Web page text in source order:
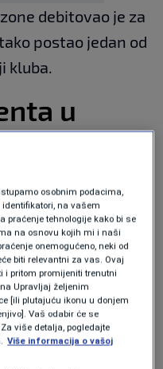
debitovao je za
postao jedan od
kluba.
u
skrenuo pažnju
30 nastupa u svim
potencijal
nezapaženo među
mediji navode
trenutno
osobnim podacima,
na vašem
praćenje tehnologije kako bi se
na osnovu kojih mi i naši
onemogućeno, neki od
biti relevantni za vas. Ovaj
i pritom promijeniti trenutni
Upravljaj željenim
[ili plutajuću ikonu u donjem
Vaš odabir će se
više detalja, pogledajte
Više informacija o vašoj